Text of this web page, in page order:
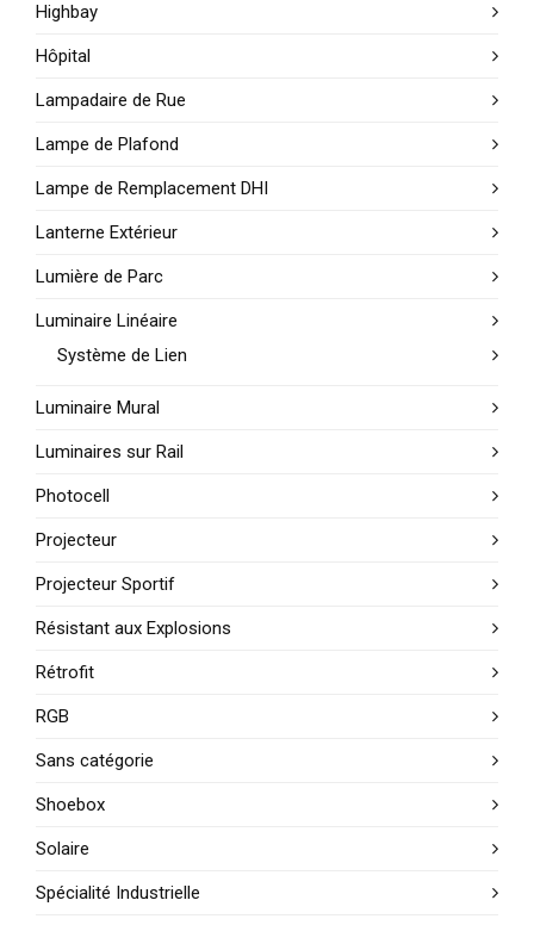
Highbay
Hôpital
Lampadaire de Rue
Lampe de Plafond
Lampe de Remplacement DHI
Lanterne Extérieur
Lumière de Parc
Luminaire Linéaire
Système de Lien
Luminaire Mural
Luminaires sur Rail
Photocell
Projecteur
Projecteur Sportif
Résistant aux Explosions
Rétrofit
RGB
Sans catégorie
Shoebox
Solaire
Spécialité Industrielle